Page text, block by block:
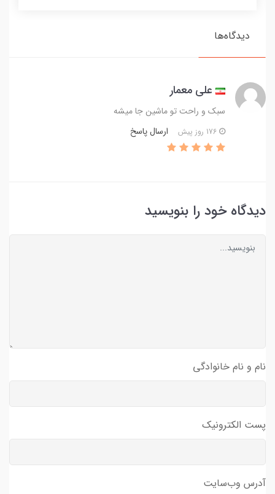
دیدگاه‌ها
علی معمار
سبک و راحت تو ماشین جا میشه
ارسال پاسخ
دیدگاه خود را بنویسید
نام و نام خانوادگی
پست الکترونیک
آدرس وب‌سایت